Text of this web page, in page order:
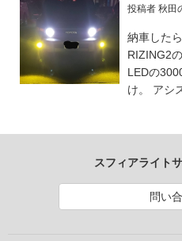
投稿者 秋田
納車した
RIZING2
LEDの
け。 アシ
スフィアライト
問い